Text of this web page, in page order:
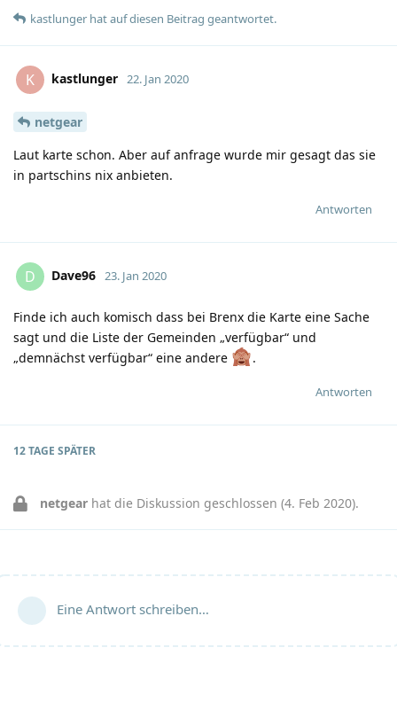
kastlunger hatauf diesen Beitrag geantwortet.
K kastlunger 22. Jan 2020
netgear
Laut karte schon. Aber auf anfrage wurde mir gesagt das sie
in partschins nix anbieten.
Antworten
D Dave96 23. Jan 2020
Finde ich auch komisch dass bei Brenx die Karte eine Sache
sagt und die Liste der Gemeinden „verfügbar“ und
„demnächst verfügbar“ eine andere
.
Antworten
12 TAGE SPÄTER
netgear hat die Diskussion geschlossen (4. Feb 2020).
Eine Antwort schreiben…